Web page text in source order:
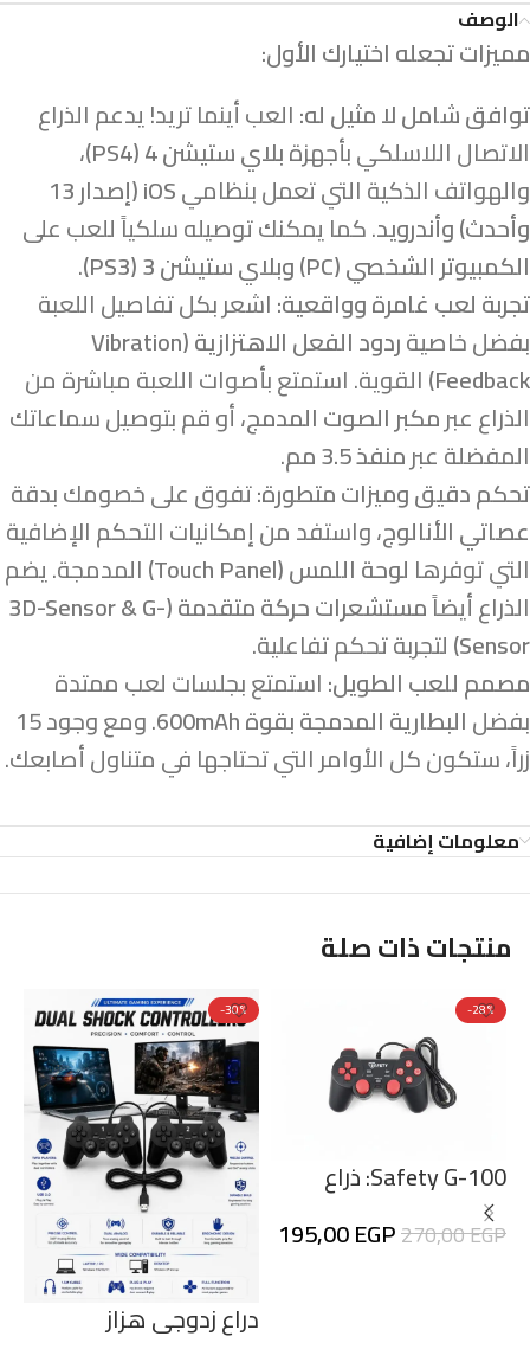
الوصف
مميزات تجعله اختيارك الأول:
توافق شامل لا مثيل له:العب أينما تريد! يدعم الذراع
الاتصال اللاسلكي بأجهزةبلاي ستيشن 4 (PS4)
،
والهواتف الذكية التي تعمل بنظامي
iOS (إصدار 13
وأحدث) وأندرويد. كما يمكنك توصيله سلكياً للعب على
الكمبيوتر الشخصي (PC) وبلاي ستيشن 3 (PS3)
.
تجربة لعب غامرة وواقعية:اشعر بكل تفاصيل اللعبة
بفضل خاصية
ردود الفعل الاهتزازية (Vibration
Feedback) القوية. استمتع بأصوات اللعبة مباشرة من
الذراع عبرمكبر الصوت المدمج، أو قم بتوصيل سماعاتك
المفضلة عبرمنفذ 3.5 مم
.
تحكم دقيق وميزات متطورة:تفوق على خصومك بدقة
عصاتي الأنالوج، واستفد من إمكانيات التحكم الإضافية
التي توفرها لوحة اللمس (Touch Panel)
المدمجة. يضم
الذراع أيضاً
مستشعرات حركة متقدمة (3D-Sensor & G-
Sensor) لتجربة تحكم تفاعلية.
مصمم للعب الطويل:استمتع بجلسات لعب ممتدة
بفضلالبطارية المدمجة بقوة 600mAh
. ومع وجود 15
زراً، ستكون كل الأوامر التي تحتاجها في متناول أصابعك.
معلومات إضافية
منتجات ذات صلة
-28%
Safety G-100: ذراع
تحكم الألعاب الاحترافي
للكمبيوتر
270,00EGP
195,00EGP
-30%
دراع زدوجى هزاز